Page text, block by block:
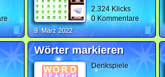
2.324 Klicks
0 Kommentare
9. März 2022
Wörter markieren
Denkspiele